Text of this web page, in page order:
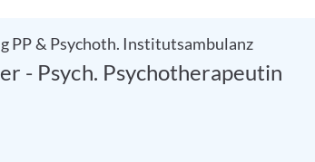
PP & Psychoth. Institutsambulanz
- Psych. Psychotherapeutin